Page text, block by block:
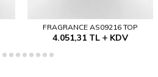
FRAGRANCE AS09216 TOP
4.051,31 TL KDV